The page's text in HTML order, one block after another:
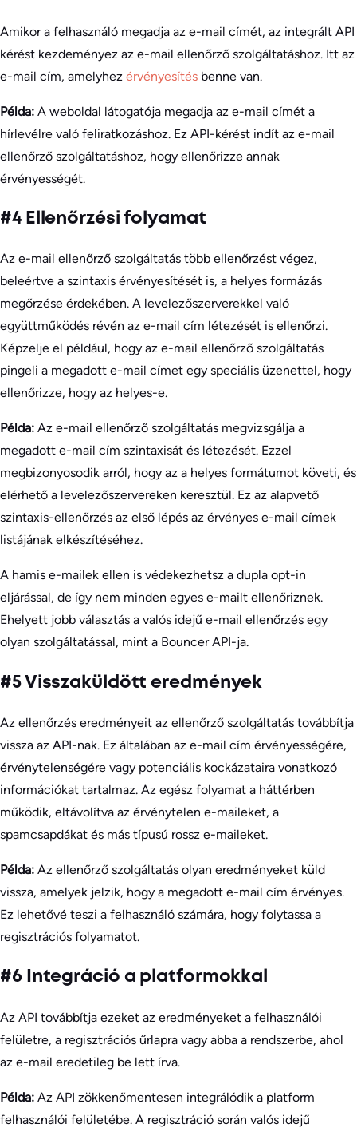
Amikor a felhasználó megadja az e-mail címét, az integrált API
kérést kezdeményez az e-mail ellenőrző szolgáltatáshoz. Itt az
e-mail cím, amelyhez érvényesítés benne van.
Példa: A weboldal látogatója megadja az e-mail címét a
hírlevélre való feliratkozáshoz. Ez API-kérést indít az e-mail
ellenőrző szolgáltatáshoz, hogy ellenőrizze annak
érvényességét.
#4 Ellenőrzési folyamat
Az e-mail ellenőrző szolgáltatás több ellenőrzést végez,
beleértve a szintaxis érvényesítését is, a helyes formázás
megőrzése érdekében. A levelezőszerverekkel való
együttműködés révén az e-mail cím létezését is ellenőrzi.
Képzelje el például, hogy az e-mail ellenőrző szolgáltatás
pingeli a megadott e-mail címet egy speciális üzenettel, hogy
ellenőrizze, hogy az helyes-e.
Példa: Az e-mail ellenőrző szolgáltatás megvizsgálja a
megadott e-mail cím szintaxisát és létezését. Ezzel
megbizonyosodik arról, hogy az a helyes formátumot követi, és
elérhető a levelezőszervereken keresztül. Ez az alapvető
szintaxis-ellenőrzés az első lépés az érvényes e-mail címek
listájának elkészítéséhez.
A hamis e-mailek ellen is védekezhetsz a dupla opt-in
eljárással, de így nem minden egyes e-mailt ellenőriznek.
Ehelyett jobb választás a valós idejű e-mail ellenőrzés egy
olyan szolgáltatással, mint a Bouncer API-ja.
#5 Visszaküldött eredmények
Az ellenőrzés eredményeit az ellenőrző szolgáltatás továbbítja
vissza az API-nak. Ez általában az e-mail cím érvényességére,
érvénytelenségére vagy potenciális kockázataira vonatkozó
információkat tartalmaz. Az egész folyamat a háttérben
működik, eltávolítva az érvénytelen e-maileket, a
spamcsapdákat és más típusú rossz e-maileket.
Példa: Az ellenőrző szolgáltatás olyan eredményeket küld
vissza, amelyek jelzik, hogy a megadott e-mail cím érvényes.
Ez lehetővé teszi a felhasználó számára, hogy folytassa a
regisztrációs folyamatot.
#6 Integráció a platformokkal
Az API továbbítja ezeket az eredményeket a felhasználói
felületre, a regisztrációs űrlapra vagy abba a rendszerbe, ahol
az e-mail eredetileg be lett írva.
Példa: Az API zökkenőmentesen integrálódik a platform
felhasználói felületébe. A regisztráció során valós idejű